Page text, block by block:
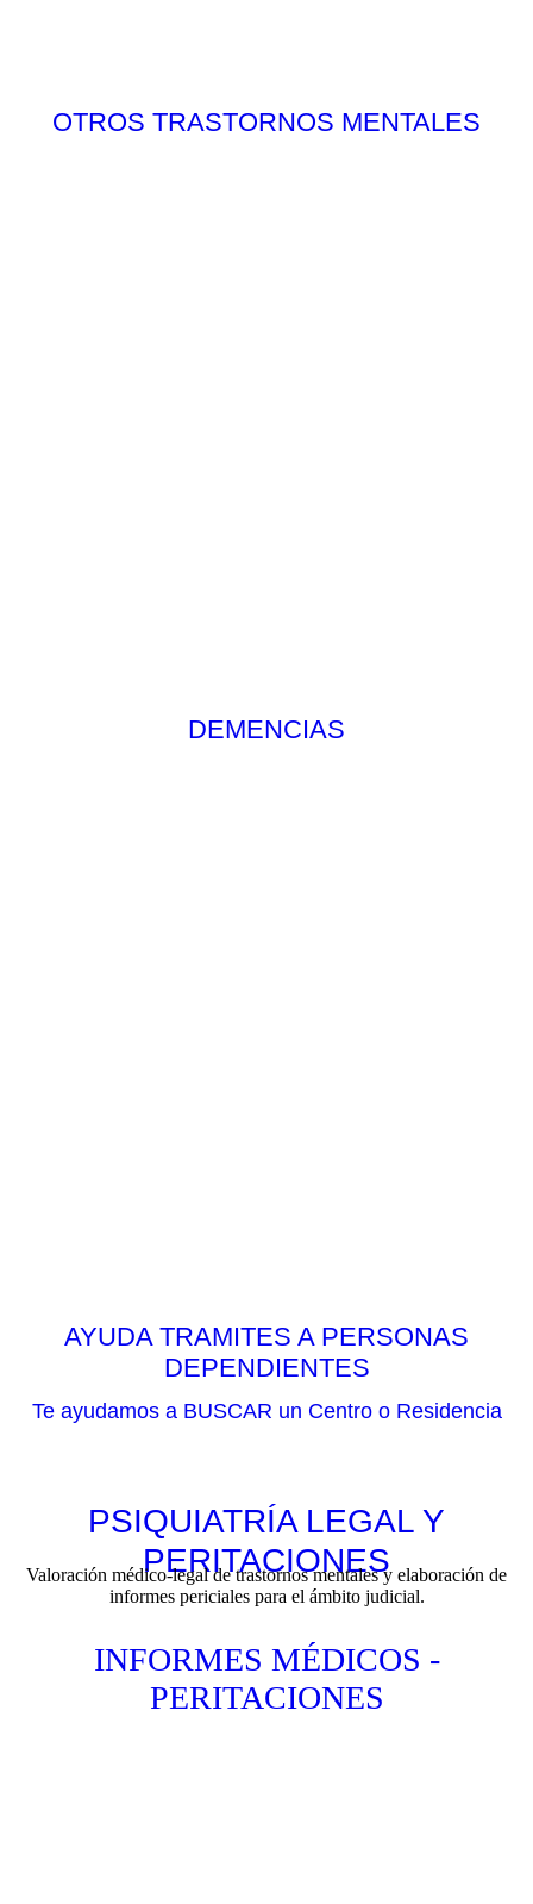
OTROS TRASTORNOS MENTALES
DEMENCIAS
AYUDA TRAMITES A PERSONAS
DEPENDIENTES
Te ayudamos a BUSCAR un Centro o Residencia
PSIQUIATRÍA LEGAL Y
PERITACIONES
Valoración médico-legal de trastornos mentales y elaboración de
informes periciales para el ámbito judicial.
INFORMES MÉDICOS -
PERITACIONES